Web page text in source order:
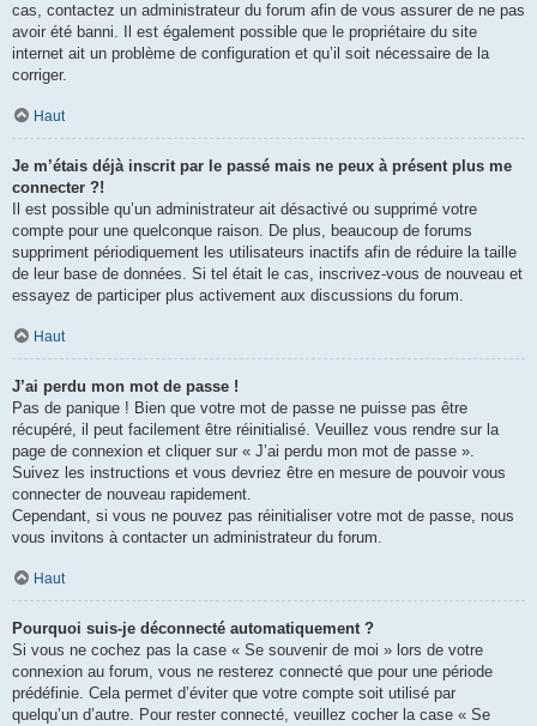
cas, contactez un administrateur du forum afin de vous assurer de ne pas
avoir été banni. Il est également possible que le propriétaire du site
internet ait un problème de configuration et qu’il soit nécessaire de la
corriger.
Haut
Je m’étais déjà inscrit par le passé mais ne peux à présent plus me
connecter ?!
Il est possible qu’un administrateur ait désactivé ou supprimé votre
compte pour une quelconque raison. De plus, beaucoup de forums
suppriment périodiquement les utilisateurs inactifs afin de réduire la taille
de leur base de données. Si tel était le cas, inscrivez-vous de nouveau et
essayez de participer plus activement aux discussions du forum.
Haut
J’ai perdu mon mot de passe !
Pas de panique ! Bien que votre mot de passe ne puisse pas être
récupéré, il peut facilement être réinitialisé. Veuillez vous rendre sur la
page de connexion et cliquer sur « J’ai perdu mon mot de passe ».
Suivez les instructions et vous devriez être en mesure de pouvoir vous
connecter de nouveau rapidement.
Cependant, si vous ne pouvez pas réinitialiser votre mot de passe, nous
vous invitons à contacter un administrateur du forum.
Haut
Pourquoi suis-je déconnecté automatiquement ?
Si vous ne cochez pas la case « Se souvenir de moi » lors de votre
connexion au forum, vous ne resterez connecté que pour une période
prédéfinie. Cela permet d’éviter que votre compte soit utilisé par
quelqu’un d’autre. Pour rester connecté, veuillez cocher la case « Se